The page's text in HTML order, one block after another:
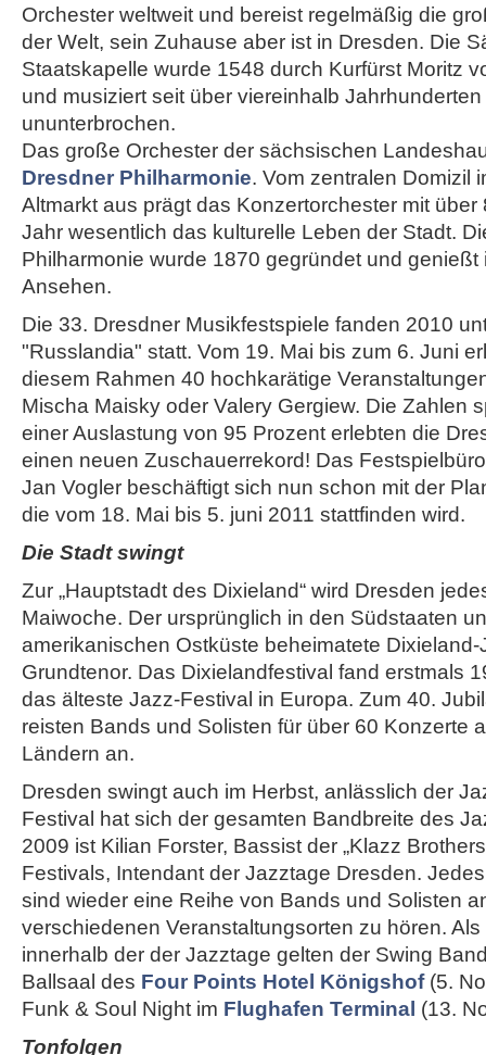
Orchester weltweit und bereist regelmäßig die
der Welt, sein Zuhause aber ist in Dresden. Die
Staatskapelle wurde 1548 durch Kurfürst Moritz
und musiziert seit über viereinhalb
ununterbrochen.
Das große Orchester der sächsischen
Dresdner Philharmonie. Vom zentralen Domizil
Altmarkt aus prägt das Konzertorchester mit über
Jahr wesentlich das kulturelle Leben der Stadt.
Philharmonie wurde 1870 gegründet und
Ansehen.
Die 33. Dresdner Musikfestspiele fanden 2010
"Russlandia" statt. Vom 19. Mai bis zum 6. Juni
diesem Rahmen 40 hochkarätige
Mischa Maisky oder Valery Gergiew. Die Zahlen
einer Auslastung von 95 Prozent erlebten die
einen neuen Zuschauerrekord! Das
Jan Vogler beschäftigt sich nun schon mit der
die vom 18. Mai bis 5. juni 2011 stattfinden wird.
Die Stadt swingt
Zur „Hauptstadt des Dixieland“ wird Dresden
Maiwoche. Der ursprünglich in den Südstaaten
amerikanischen Ostküste beheimatete
Grundtenor. Das Dixielandfestival fand erstmals
das älteste Jazz-Festival in Europa. Zum 40.
reisten Bands und Solisten für über 60 Konzerte
Ländern an.
Dresden swingt auch im Herbst, anlässlich der
Festival hat sich der gesamten Bandbreite des
2009 ist Kilian Forster, Bassist der „Klazz
Festivals, Intendant der Jazztage Dresden.
sind wieder eine Reihe von Bands und Solisten
verschiedenen Veranstaltungsorten zu hören.
innerhalb der der Jazztage gelten der Swing
Ballsaal des Four Points Hotel Königshof(5.
Funk & Soul Night im Flughafen Terminal (13.
Tonfolgen